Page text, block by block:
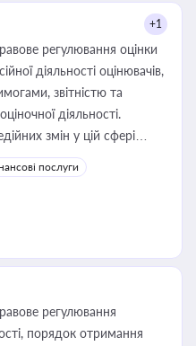
+1
регулювання оцінки
діяльності оцінювачів,
звітністю та
діяльності.
змін у цій сфері
юриста або
приватизації, оренди
угод і перевірки
послуги
регулювання
порядок отримання